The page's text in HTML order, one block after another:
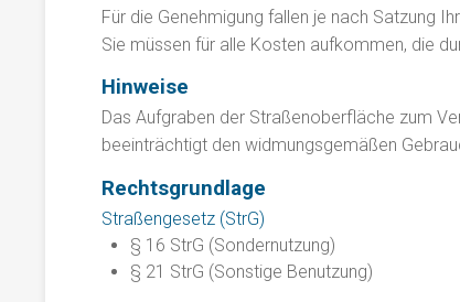
Für die Genehmigung fallen je nach Satzung
Sie müssen für alle Kosten aufkommen, die
Hinweise
Das Aufgraben der Straßenoberfläche zum
beeinträchtigt den widmungsgemäßen
Rechtsgrundlage
Straßengesetz (StrG)
§ 16 StrG (Sondernutzung)
§ 21 StrG (Sonstige Benutzung)